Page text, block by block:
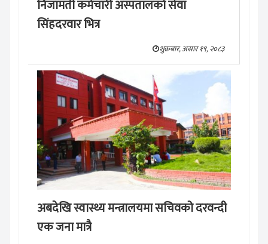
निजामती कर्मचारी अस्पतालको सेवा
सिंहदरवार भित्र
शुक्रबार, असार १९, २०८३
अबदेखि स्वास्थ्य मन्त्रालयमा सचिवको दरवन्दी
एक जना मात्रै